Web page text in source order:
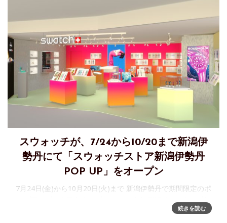
スウォッチが、7/24から10/20まで新潟伊
勢丹にて「スウォッチストア新潟伊勢丹
POP UP」をオープン
7月24日(金)から10月20日(火)まで 新潟伊勢丹で期間限定のポ
カラーで知られるスイスメイドのウォッチメーカー
続きを読む